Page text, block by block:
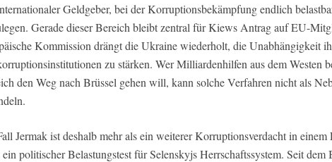
Geldgeber, bei der Korruptionsbekämpfung endlich
Gerade dieser Bereich bleibt zentral für Kiews Antrag auf EU-
Kommission drängt die Ukraine wiederholt, die Unabhängigkeit
zu stärken. Wer Milliardenhilfen aus dem Westen
den Weg nach Brüssel gehen will, kann solche Verfahren nicht als
Jermak ist deshalb mehr als ein weiterer Korruptionsverdacht in
politischer Belastungstest für Selenskyjs Herrschaftssystem. Seit dem